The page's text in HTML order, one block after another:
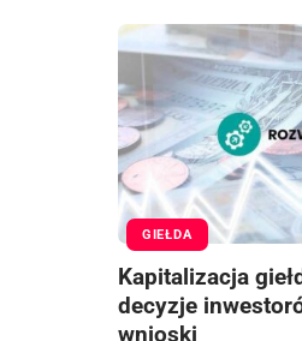
GIEŁDA
Kapitalizacja
decyzje
wnioski